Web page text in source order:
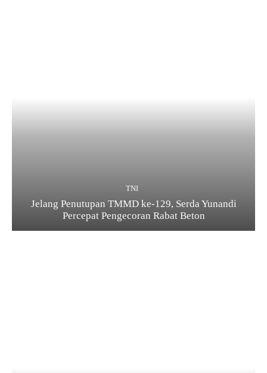
TNI
Jelang Penutupan TMMD ke-129, Serda Yunandi
Percepat Pengecoran Rabat Beton